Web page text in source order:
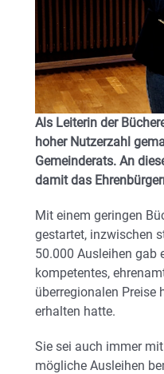
Als Leiterin der
hoher Nutzerzahl
Gemeinderats. An
damit das
Mit einem geringen
gestartet, inzwischen
50.000 Ausleihen gab
kompetentes,
überregionalen Preise
erhalten hatte.
Sie sei auch immer
mögliche Ausleihen